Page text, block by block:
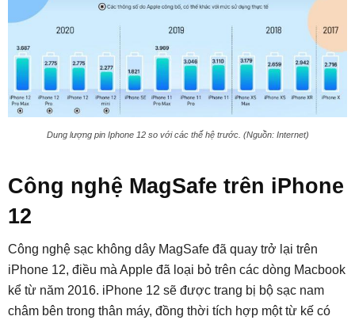
Dung lượng pin Iphone 12 so với các thế hệ trước. (Nguồn: Internet)
Công nghệ MagSafe trên iPhone
12
Công nghệ sạc không dây MagSafe đã quay trở lại trên
iPhone 12, điều mà Apple đã loại bỏ trên các dòng Macbook
kể từ năm 2016. iPhone 12 sẽ được trang bị bộ sạc nam
châm bên trong thân máy, đồng thời tích hợp một từ kế có